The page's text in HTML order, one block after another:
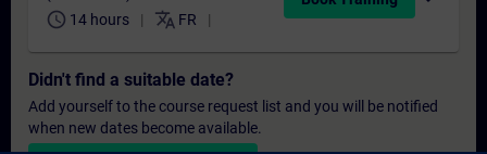
schedule 14 hours translate FR
Didn't find a suitable date?
Add yourself to the course request list and you will be notified
when new dates become available.